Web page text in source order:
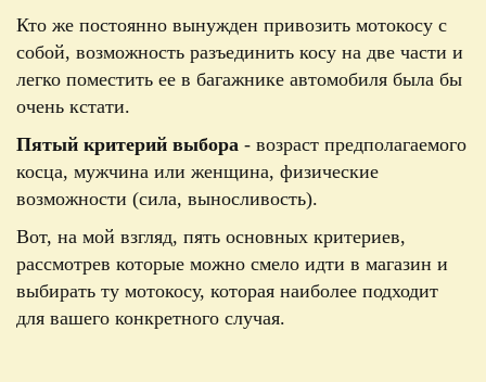
Кто же постоянно вынужден привозить мотокосу с
собой, возможность разъединить косу на две части и
легко поместить ее в багажнике автомобиля была бы
очень кстати.
Пятый критерий выбора - возраст предполагаемого
косца, мужчина или женщина, физические
возможности (сила, выносливость).
Вот, на мой взгляд, пять основных критериев,
рассмотрев которые можно смело идти в магазин и
выбирать ту мотокосу, которая наиболее подходит
для вашего конкретного случая.